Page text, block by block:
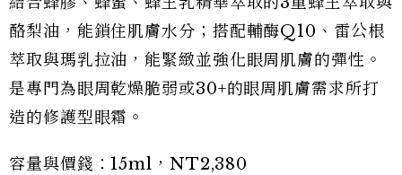
酪梨油，能鎖住肌膚水分；搭配輔酶Q10、雷公根
萃取與瑪乳拉油，能緊緻並強化眼周肌膚的彈性。
是專門為眼周乾燥脆弱或30+的眼周肌膚需求所打
造的修護型眼霜。
容量與價錢：15ml，NT2,380